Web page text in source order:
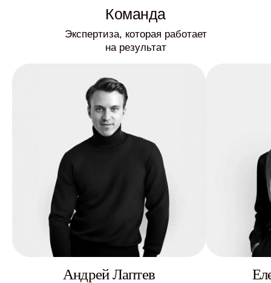
Команда
Экспертиза, которая работает
на результат
Андрей Лаптев